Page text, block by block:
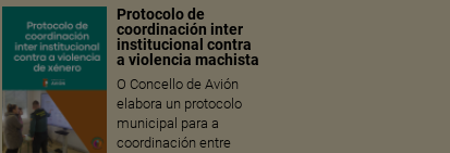
Protocolo de
coordinación inter
institucional contra
a violencia machista
O Concello de Avión
elabora un protocolo
municipal para a
coordinación entre